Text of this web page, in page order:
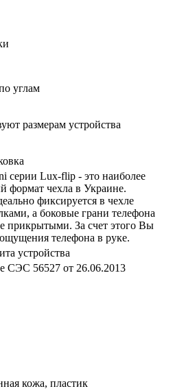
углам
размерам устройства
серии Lux-flip - это наиболее
формат чехла в Украине.
фиксируется в чехле
а боковые грани телефона
прикрытыми. За счет этого Вы
ощущения телефона в руке.
устройства
СЭС 56527 от 26.06.2013
кожа, пластик